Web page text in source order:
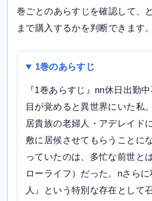
巻ごとのあらすじを確認して、
まで購入するかを判断できます。
1巻のあらすじ
『1巻あらすじ』nn休日出勤
目が覚めると異世界にいた私
居貴族の老婦人・アデレイド
敷に居候させてもらうことに
っていたのは、多忙な前世と
ローライフ）だった。nさら
人』という特別な存在として